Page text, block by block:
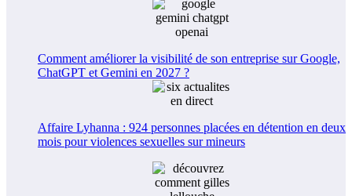
Comment améliorer la visibilité de son entreprise sur Google,
ChatGPT et Gemini en 2027 ?
Affaire Lyhanna : 924 personnes placées en détention en deux
mois pour violences sexuelles sur mineurs